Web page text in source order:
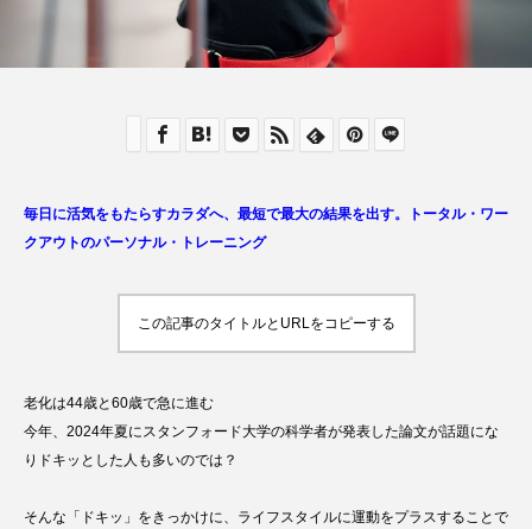
毎日に活気をもたらすカラダへ、最短で最大の結果を出す。トータル・ワー
クアウトのパーソナル・トレーニング
この記事のタイトルとURLをコピーする
老化は44歳と60歳で急に進む
今年、2024年夏にスタンフォード大学の科学者が発表した論文が話題にな
りドキッとした人も多いのでは？
そんな「ドキッ」をきっかけに、ライフスタイルに運動をプラスすることで